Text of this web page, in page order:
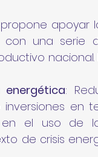
apoyar
con una serie
:
en
el uso de
de crisis